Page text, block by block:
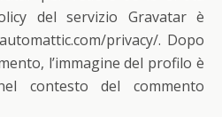
del servizio Gravatar è
privacy/. Dopo
l’immagine del profilo è
contesto del commento